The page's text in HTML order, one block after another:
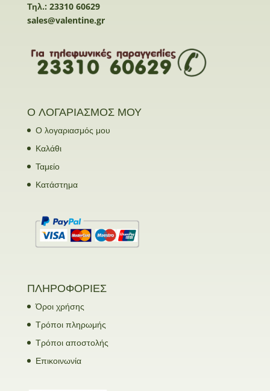
Τηλ.: 23310 60629
sales@valentine.gr
Ο ΛΟΓΑΡΙΑΣΜΟΣ ΜΟΥ
Ο λογαριασμός μου
Καλάθι
Ταμείο
Κατάστημα
ΠΛΗΡΟΦΟΡΙΕΣ
Όροι χρήσης
Τρόποι πληρωμής
Τρόποι αποστολής
Επικοινωνία